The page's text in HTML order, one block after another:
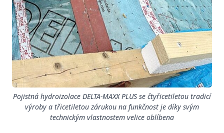
Pojistná hydroizolace DELTA-MAXX PLUS se čtyřicetiletou tradicí
výroby a třicetiletou zárukou na funkčnost je díky svým
technickým vlastnostem velice oblíbena